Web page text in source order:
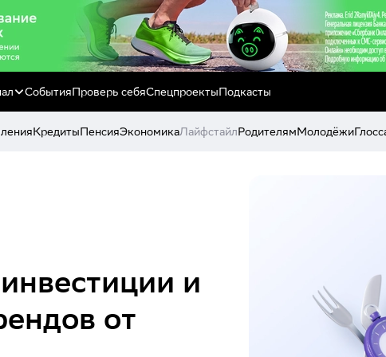
СобытияПроверь себяСпецпроектыПодкасты
КредитыПенсияЭкономикаЛайфстайлРодителямМолодёжи
и
от